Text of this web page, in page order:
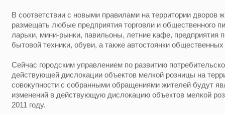
В соответствии с новыми правилами на территории дворов
размещать любые предприятия торговли и общественного
ларьки, мини-рынки, павильоны, летние кафе, предприятия
бытовой техники, обуви, а также автостоянки общественных
Сейчас городским управлением по развитию
действующей дислокации объектов мелкой розницы на
совокупности с собранными обращениями жителей будут
изменений в действующую дислокацию объектов мелкой
2011 году.